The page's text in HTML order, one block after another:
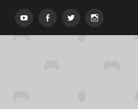
MenypostMenypostMenypostMenypost